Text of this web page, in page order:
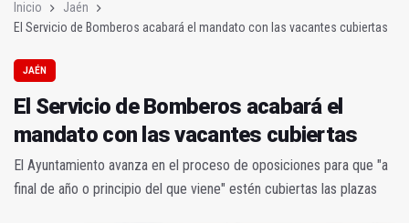
Inicio
Jaén
El Servicio de Bomberos acabará el mandato con las vacantes cubiertas
JAÉN
El Servicio de Bomberos acabará el
mandato con las vacantes cubiertas
El Ayuntamiento avanza en el proceso de oposiciones para que "a
final de año o principio del que viene" estén cubiertas las plazas